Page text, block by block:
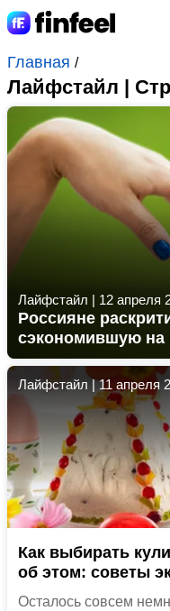
Главная /
Лайфстайл |
Лайфстайл | 12 апреля
Россияне
сэкономившую на
Лайфстайл |11 апреля
Как выбирать
об этом: советы
Осталось совсем